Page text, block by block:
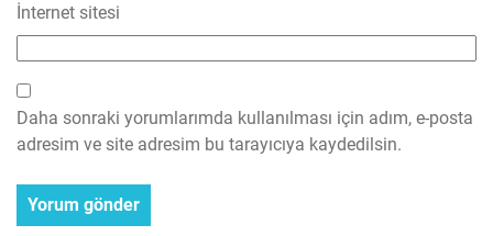
İnternet sitesi
Daha sonraki yorumlarımda kullanılması için adım, e-posta
adresim ve site adresim bu tarayıcıya kaydedilsin.